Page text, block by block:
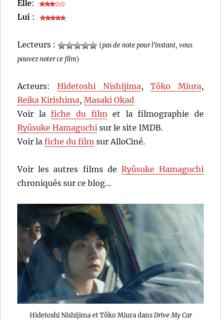
Elle:
Lui :
Lecteurs : (pas de note pour l'instant, vous
pouvez noter ce film)
Acteurs: Hidetoshi Nishijima,Tôko Miura,
Reika Kirishima,Masaki Okad
Voir lafiche du filmet la filmographie de
Ryûsuke Hamaguchi sur le site IMDB.
Voir lafiche du film sur AlloCiné.
Voir les autres films de Ryûsuke Hamaguchi
chroniqués sur ce blog…
Hidetoshi Nishijima et Tôko Miura dans Drive My Car